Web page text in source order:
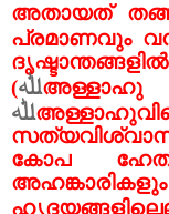
അതായത്
പ്രമാണവും
(ﷲഅള്ളാഹു
ﷲ
കോപ